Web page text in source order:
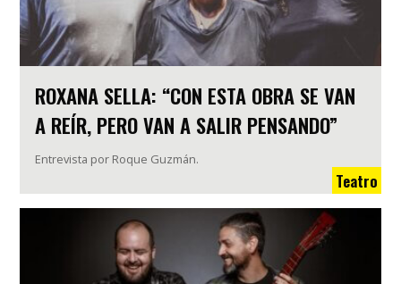
ROXANA SELLA: “CON ESTA OBRA SE VAN
A REÍR, PERO VAN A SALIR PENSANDO”
Entrevista por Roque Guzmán.
Teatro